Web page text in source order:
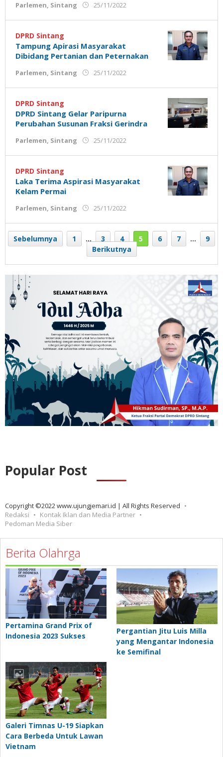
Parlemen, Sintang 25/11/2022
Ujung
DPRD Sintang
Tampung Apirasi Masyarakat
Dibidang Pertanian dan Peternakan
Parlemen, Sintang 25/11/2022
Ujung
DPRD Sintang
DPRD Sintang Gelar Paripurna
Perubahan Susunan Fraksi Gerindra
Parlemen, Sintang 25/11/2022
Ujung
DPRD Sintang
Laka Terima Aspirasi Masyarakat
Kelam Permai
Parlemen, Sintang 25/11/2022
Ujung
Jemari
Sebelumnya 1 … 3 4 5 6 7 …
9
Berikutnya
Popular Post
Copyright ©2022 www.ujungjemari.id | All Rights Reserved
Redaksi
Kontak Iklan dan Media Partner
Pedoman Media Siber
Berita Olahrga
Pertamina Grand Prix of
Indonesia 2023 Sukses
Pergantian Jitu Luis Milla
yang Mengantar Indonesia
ke Semifinal
Galeri Timnas U-19 Siapkan
Cara Berbeda Untuk Lawan
Vietnam